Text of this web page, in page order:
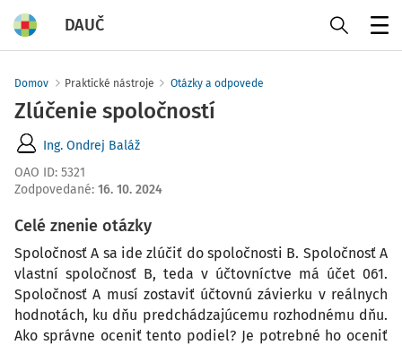
DAUČ
Domov Praktické nástroje Otázky a odpovede
Zlúčenie spoločností
Ing. Ondrej Baláž
OAO ID: 5321
Zodpovedané: 16. 10. 2024
Celé znenie otázky
Spoločnosť A sa ide zlúčiť do spoločnosti B. Spoločnosť A
vlastní spoločnosť B, teda v účtovníctve má účet 061.
Spoločnosť A musí zostaviť účtovnú závierku v reálnych
hodnotách, ku dňu predchádzajúcemu rozhodnému dňu.
Ako správne oceniť tento podiel? Je potrebné ho oceniť